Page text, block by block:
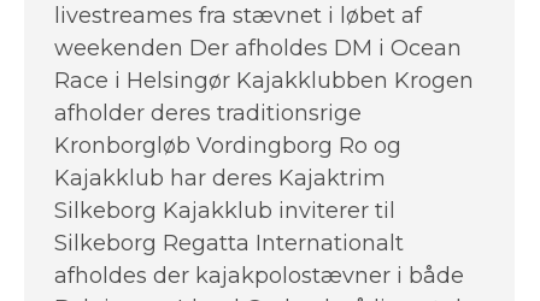
livestreames fra stævnet i løbet af
weekenden Der afholdes DM i Ocean
Race i Helsingør Kajakklubben Krogen
afholder deres traditionsrige
Kronborgløb Vordingborg Ro og
Kajakklub har deres Kajaktrim
Silkeborg Kajakklub inviterer til
Silkeborg Regatta Internationalt
afholdes der kajakpolostævner i både